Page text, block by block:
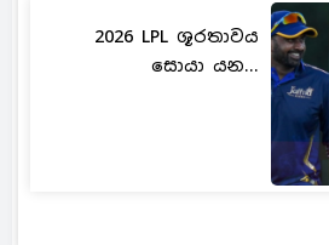
2026 LPL ශූරතාවය
සොයා යන...